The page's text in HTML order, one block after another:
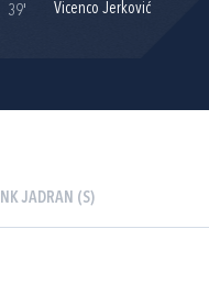
39' Vicenco Jerković
NK JADRAN (S)